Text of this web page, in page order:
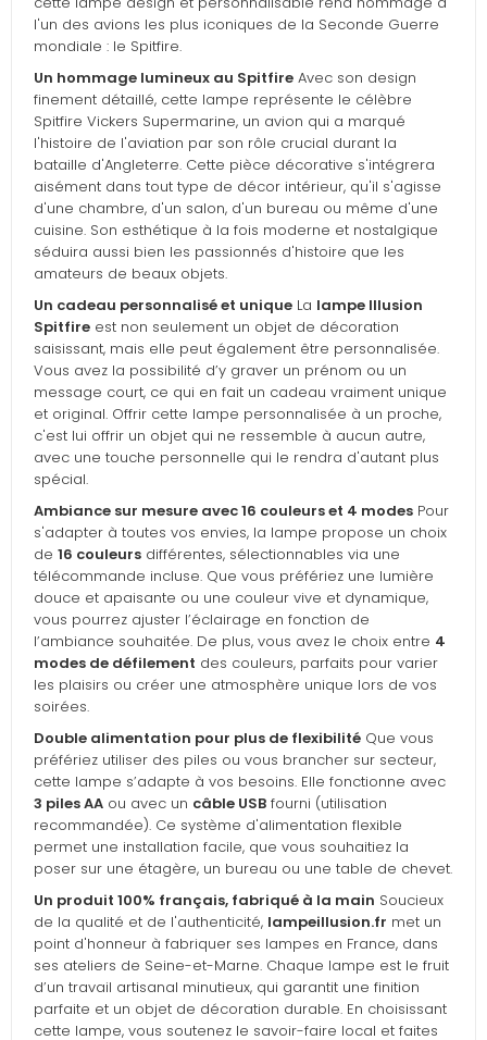
l'un des avions les plus iconiques de la Seconde Guerre
mondiale : le Spitfire.
Un hommage lumineux au Spitfire Avec son design
finement détaillé, cette lampe représente le célèbre
Spitfire Vickers Supermarine, un avion qui a marqué
l'histoire de l'aviation par son rôle crucial durant la
bataille d'Angleterre. Cette pièce décorative s'intégrera
aisément dans tout type de décor intérieur, qu'il s'agisse
d'une chambre, d'un salon, d'un bureau ou même d'une
cuisine. Son esthétique à la fois moderne et nostalgique
séduira aussi bien les passionnés d'histoire que les
amateurs de beaux objets.
Un cadeau personnalisé et unique La lampe Illusion
Spitfire est non seulement un objet de décoration
saisissant, mais elle peut également être personnalisée.
Vous avez la possibilité d’y graver un prénom ou un
message court, ce qui en fait un cadeau vraiment unique
et original. Offrir cette lampe personnalisée à un proche,
c'est lui offrir un objet qui ne ressemble à aucun autre,
avec une touche personnelle qui le rendra d'autant plus
spécial.
Ambiance sur mesure avec 16 couleurs et 4 modes Pour
s'adapter à toutes vos envies, la lampe propose un choix
de 16 couleurs différentes, sélectionnables via une
télécommande incluse. Que vous préfériez une lumière
douce et apaisante ou une couleur vive et dynamique,
vous pourrez ajuster l’éclairage en fonction de
l’ambiance souhaitée. De plus, vous avez le choix entre 4
modes de défilement des couleurs, parfaits pour varier
les plaisirs ou créer une atmosphère unique lors de vos
soirées.
Double alimentation pour plus de flexibilité Que vous
préfériez utiliser des piles ou vous brancher sur secteur,
cette lampe s’adapte à vos besoins. Elle fonctionne avec
3 piles AA ou avec un câble USB fourni (utilisation
recommandée). Ce système d'alimentation flexible
permet une installation facile, que vous souhaitiez la
poser sur une étagère, un bureau ou une table de chevet.
Un produit 100% français, fabriqué à la main Soucieux
de la qualité et de l'authenticité, lampeillusion.fr met un
point d'honneur à fabriquer ses lampes en France, dans
ses ateliers de Seine-et-Marne. Chaque lampe est le fruit
d’un travail artisanal minutieux, qui garantit une finition
parfaite et un objet de décoration durable. En choisissant
cette lampe, vous soutenez le savoir-faire local et faites